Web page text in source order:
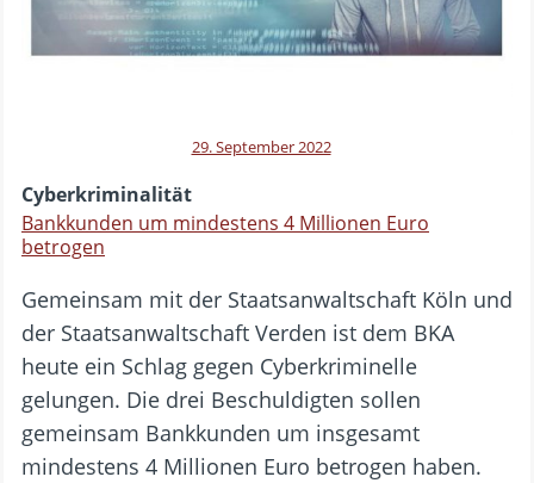
29. September 2022
Cyberkriminalität
Bankkunden um mindestens 4 Millionen Euro
betrogen
Gemeinsam mit der Staatsanwaltschaft Köln und
der Staatsanwaltschaft Verden ist dem BKA
heute ein Schlag gegen Cyberkriminelle
gelungen. Die drei Beschuldigten sollen
gemeinsam Bankkunden um insgesamt
mindestens 4 Millionen Euro betrogen haben.